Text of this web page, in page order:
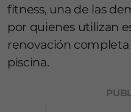
fitness, una de las
por quienes utilizan
renovación
piscina.